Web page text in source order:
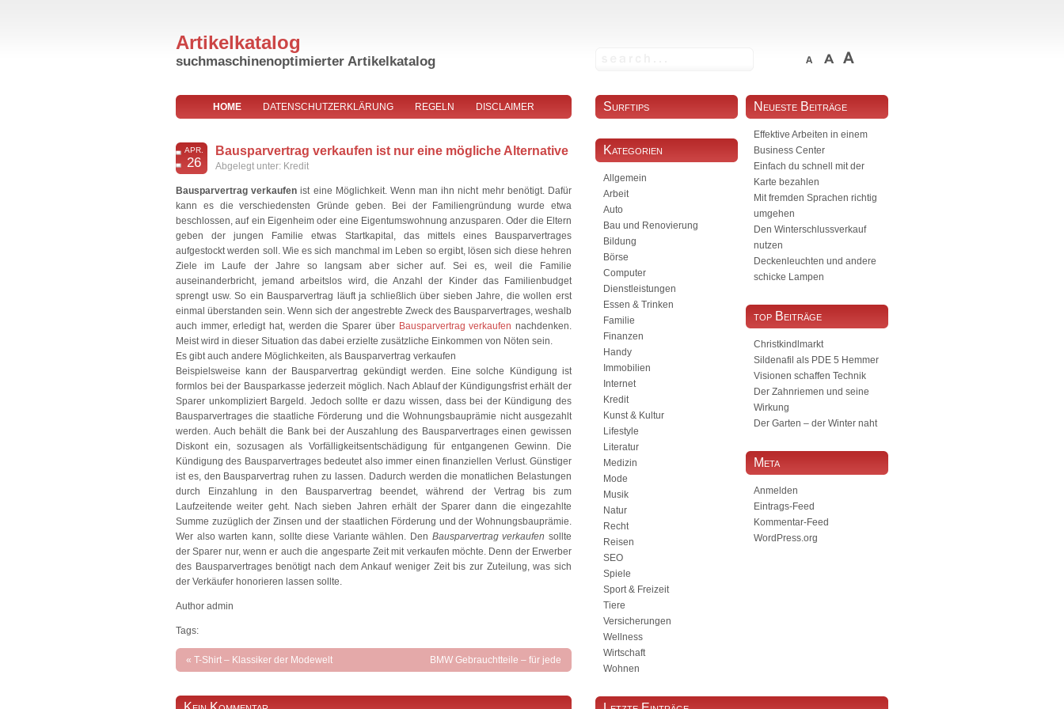
Artikelkatalog
suchmaschinenoptimierter Artikelkatalog
HOME DATENSCHUTZERKLÄRUNG REGELN DISCLAIMER
APR.
26
Bausparvertrag verkaufen ist nur eine mögliche Alternative
Abgelegt unter: Kredit
Bausparvertrag verkaufen ist eine Möglichkeit. Wenn man ihn nicht mehr benötigt. Dafür
kann es die verschiedensten Gründe geben. Bei der Familiengründung wurde etwa
beschlossen, auf ein Eigenheim oder eine Eigentumswohnung anzusparen. Oder die Eltern
geben der jungen Familie etwas Startkapital, das mittels eines Bausparvertrages
aufgestockt werden soll. Wie es sich manchmal im Leben so ergibt, lösen sich diese hehren
Ziele im Laufe der Jahre so langsam aber sicher auf. Sei es, weil die Familie
auseinanderbricht, jemand arbeitslos wird, die Anzahl der Kinder das Familienbudget
sprengt usw. So ein Bausparvertrag läuft ja schließlich über sieben Jahre, die wollen erst
einmal überstanden sein. Wenn sich der angestrebte Zweck des Bausparvertrages, weshalb
auch immer, erledigt hat, werden die Sparer über Bausparvertrag verkaufen nachdenken.
Meist wird in dieser Situation das dabei erzielte zusätzliche Einkommen von Nöten sein.
Es gibt auch andere Möglichkeiten, als Bausparvertrag verkaufen
Beispielsweise kann der Bausparvertrag gekündigt werden. Eine solche Kündigung ist
formlos bei der Bausparkasse jederzeit möglich. Nach Ablauf der Kündigungsfrist erhält der
Sparer unkompliziert Bargeld. Jedoch sollte er dazu wissen, dass bei der Kündigung des
Bausparvertrages die staatliche Förderung und die Wohnungsbauprämie nicht ausgezahlt
werden. Auch behält die Bank bei der Auszahlung des Bausparvertrages einen gewissen
Diskont ein, sozusagen als Vorfälligkeitsentschädigung für entgangenen Gewinn. Die
Kündigung des Bausparvertrages bedeutet also immer einen finanziellen Verlust. Günstiger
ist es, den Bausparvertrag ruhen zu lassen. Dadurch werden die monatlichen Belastungen
durch Einzahlung in den Bausparvertrag beendet, während der Vertrag bis zum
Laufzeitende weiter geht. Nach sieben Jahren erhält der Sparer dann die eingezahlte
Summe zuzüglich der Zinsen und der staatlichen Förderung und der Wohnungsbauprämie.
Wer also warten kann, sollte diese Variante wählen. Den Bausparvertrag verkaufen sollte
der Sparer nur, wenn er auch die angesparte Zeit mit verkaufen möchte. Denn der Erwerber
des Bausparvertrages benötigt nach dem Ankauf weniger Zeit bis zur Zuteilung, was sich
der Verkäufer honorieren lassen sollte.
Author admin
Tags:
« T-Shirt – Klassiker der Modewelt BMW Gebrauchtteile – für jede
Surftips
Kategorien
Allgemein
Arbeit
Auto
Bau und Renovierung
Bildung
Börse
Computer
Dienstleistungen
Essen & Trinken
Familie
Finanzen
Handy
Immobilien
Internet
Kredit
Kunst & Kultur
Lifestyle
Literatur
Medizin
Mode
Musik
Natur
Recht
Reisen
SEO
Spiele
Sport & Freizeit
Tiere
Versicherungen
Wellness
Wirtschaft
Wohnen
Neueste Beiträge
Effektive Arbeiten in einem
Business Center
Einfach du schnell mit der
Karte bezahlen
Mit fremden Sprachen richtig
umgehen
Den Winterschlussverkauf
nutzen
Deckenleuchten und andere
schicke Lampen
top Beiträge
Christkindlmarkt
Sildenafil als PDE 5 Hemmer
Visionen schaffen Technik
Der Zahnriemen und seine
Wirkung
Der Garten – der Winter naht
Meta
Anmelden
Eintrags-Feed
Kommentar-Feed
WordPress.org